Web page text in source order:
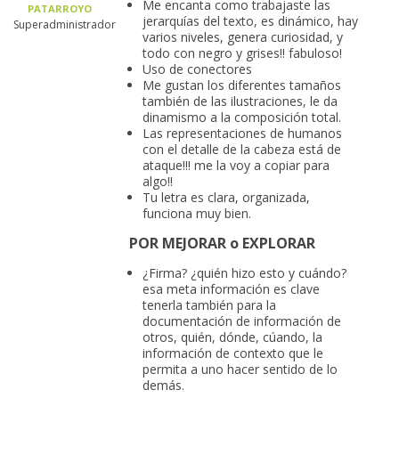
PATARROYO
Superadministrador
Me encanta como trabajaste las
jerarquías del texto, es dinámico, hay
varios niveles, genera curiosidad, y
todo con negro y grises!! fabuloso!
Uso de conectores
Me gustan los diferentes tamaños
también de las ilustraciones, le da
dinamismo a la composición total.
Las representaciones de humanos
con el detalle de la cabeza está de
ataque!!! me la voy a copiar para
algo!!
Tu letra es clara, organizada,
funciona muy bien.
POR MEJORAR o EXPLORAR
¿Firma? ¿quién hizo esto y cuándo?
esa meta información es clave
tenerla también para la
documentación de información de
otros, quién, dónde, cúando, la
información de contexto que le
permita a uno hacer sentido de lo
demás.